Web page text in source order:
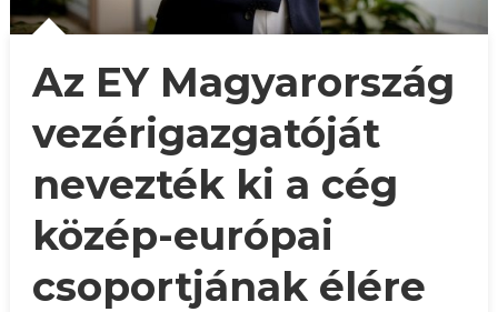
Az EY Magyarország
vezérigazgatóját
nevezték ki a cég
közép-európai
csoportjának élére